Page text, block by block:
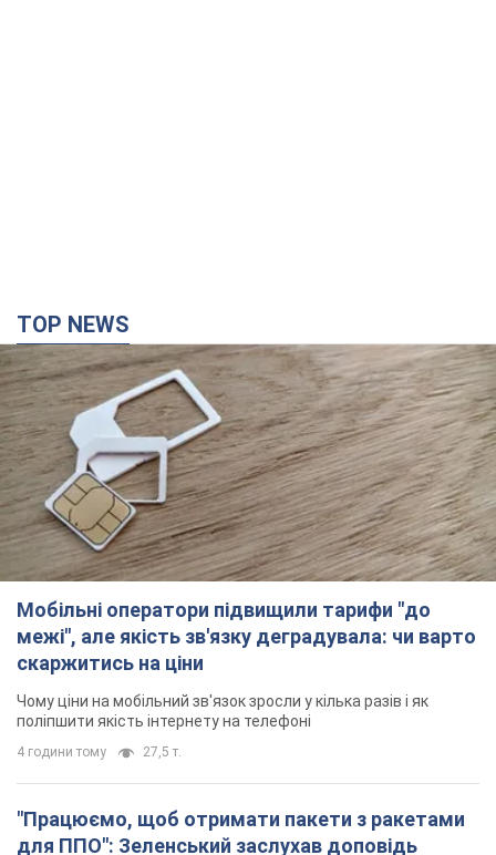
TOP NEWS
Мобільні оператори підвищили тарифи "до
межі", але якість зв'язку деградувала: чи варто
скаржитись на ціни
Чому ціни на мобільний зв'язок зросли у кілька разів і як
поліпшити якість інтернету на телефоні
4 години тому 27,5 т.
"Працюємо, щоб отримати пакети з ракетами
для ППО": Зеленський заслухав доповідь